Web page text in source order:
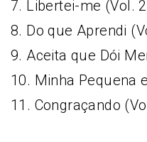
7. Libertei-me (Vol.
8. Do que Aprendi
9. Aceita que Dói
10. Minha Pequena
11. Congraçando